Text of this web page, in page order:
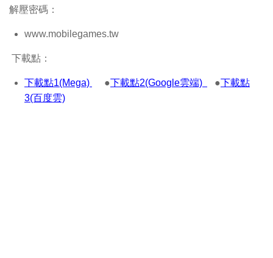
解壓密碼：
www.mobilegames.tw
下載點：
下載點1(Mega) ●下載點2(Google雲端) ●下載點
3(百度雲)